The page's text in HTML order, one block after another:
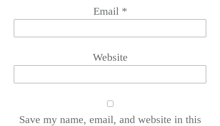
Email *
Website
Save my name, email, and website in this